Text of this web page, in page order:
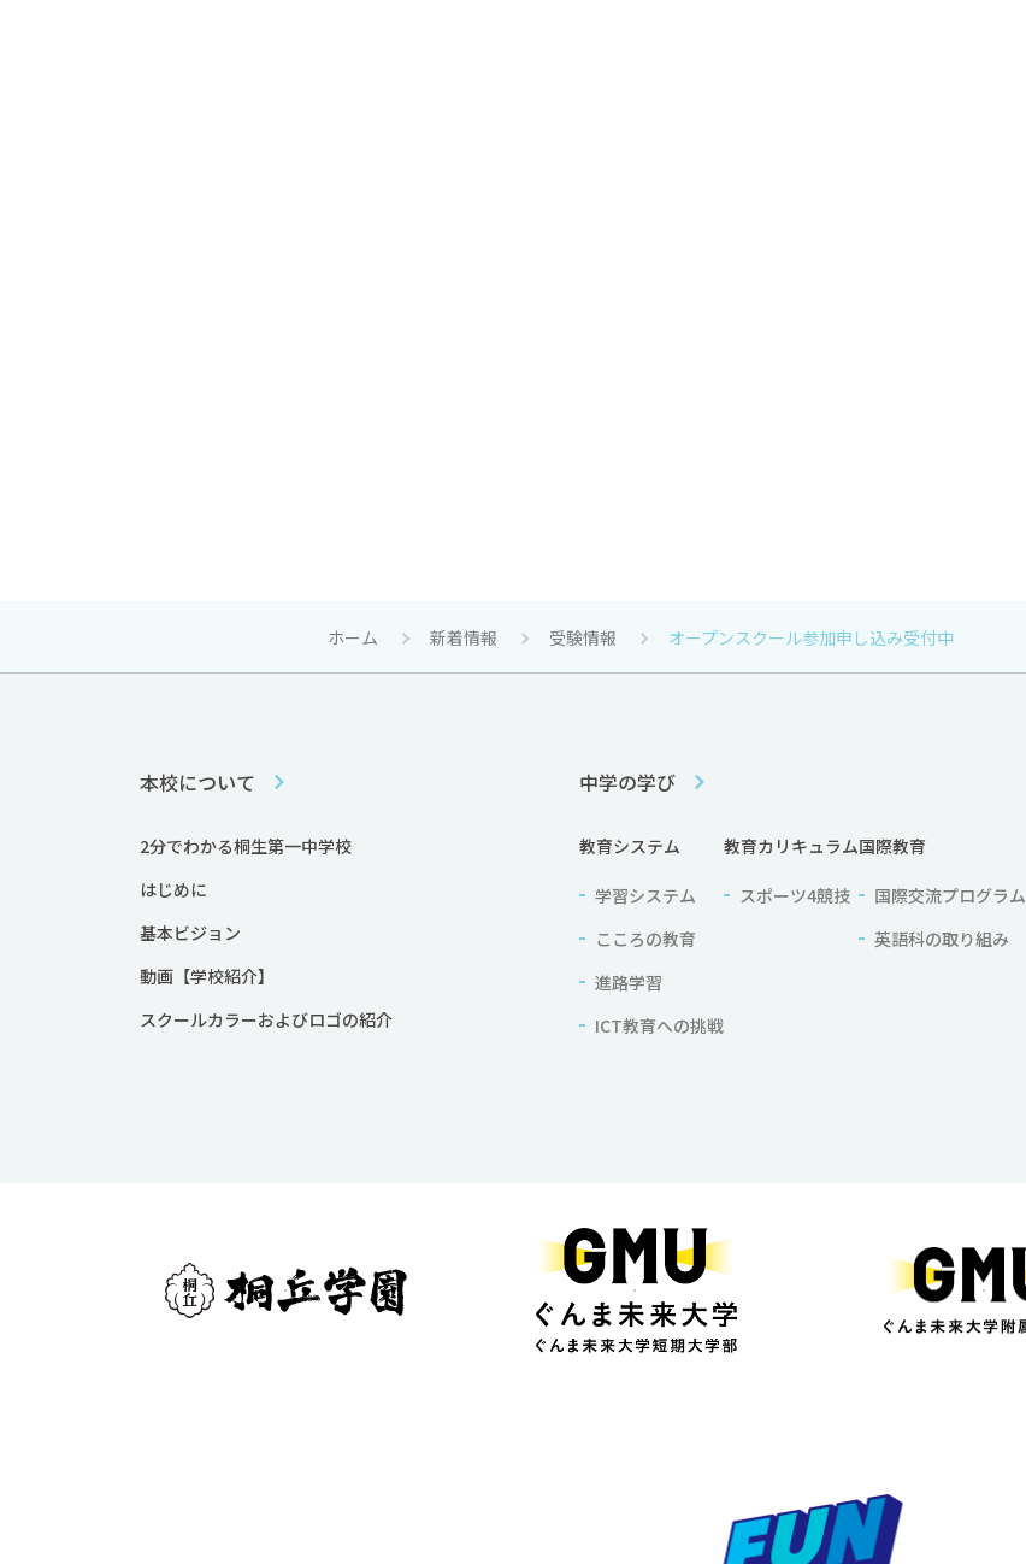
ホーム 新着情報 受験情報 オープンスクール参加申し込み受付中
本校について
2分でわかる桐生第一中学校
はじめに
基本ビジョン
動画【学校紹介】
スクールカラーおよびロゴの紹介
中学の学び
教育システム
学習システム
こころの教育
進路学習
ICT教育への挑戦
教育カリキュラム
スポーツ4競技
国際教育
国際交流プログラム
英語科の取り組み